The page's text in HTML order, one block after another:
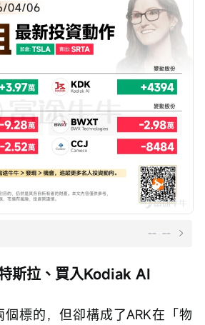
-- --
斯拉、買入Kodiak AI
標的，但卻構成了ARK在「物